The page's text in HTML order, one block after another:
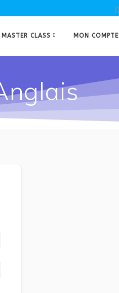
MASTER CLASS MON COMPTE